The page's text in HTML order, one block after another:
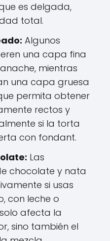
es delgada,
total.
Algunos
una capa fina
mientras
una capa gruesa
permita obtener
rectos y
si la torta
con fondant.
Las
chocolate y nata
si usas
con leche o
afecta la
sino también el